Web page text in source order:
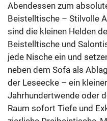
Abendessen zum
Beistelltische – Stilvolle
sind die kleinen Helden
Beistelltische und
jede Nische ein und
neben dem Sofa als
der Leseecke – ein
Jahrhundertwende oder
Raum sofort Tiefe und